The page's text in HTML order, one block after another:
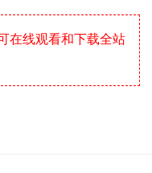
在线观看和下载全站